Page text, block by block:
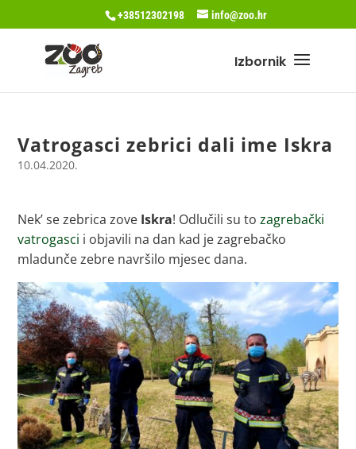
+38512302198 info@zoo.hr
Vatrogasci zebrici dali ime Iskra
10.04.2020.
Nek’ se zebrica zove Iskra! Odlučili su tozagrebački
vatrogasci i objavili na dan kad je zagrebačko
mladunče zebre navršilo mjesec dana.